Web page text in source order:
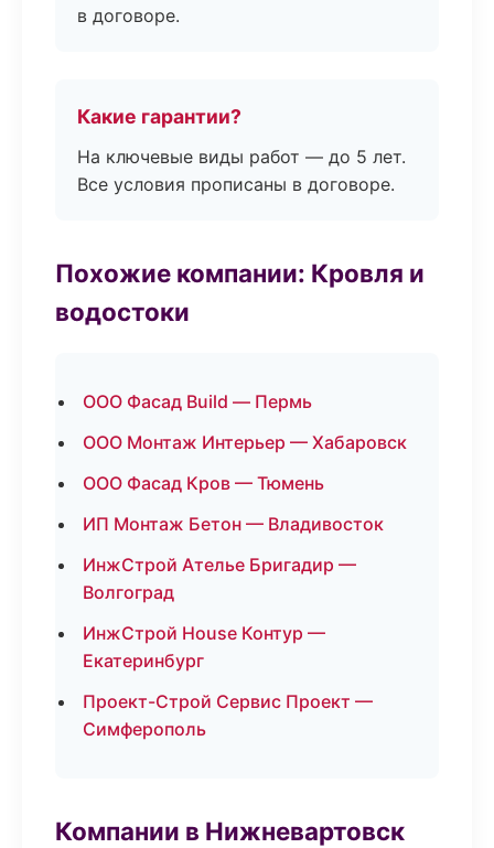
в договоре.
Какие гарантии?
На ключевые виды работ — до 5 лет.
Все условия прописаны в договоре.
Похожие компании: Кровля и
водостоки
ООО Фасад Build — Пермь
ООО Монтаж Интерьер — Хабаровск
ООО Фасад Кров — Тюмень
ИП Монтаж Бетон — Владивосток
ИнжСтрой Ателье Бригадир —
Волгоград
ИнжСтрой House Контур —
Екатеринбург
Проект-Строй Сервис Проект —
Симферополь
Компании в Нижневартовск